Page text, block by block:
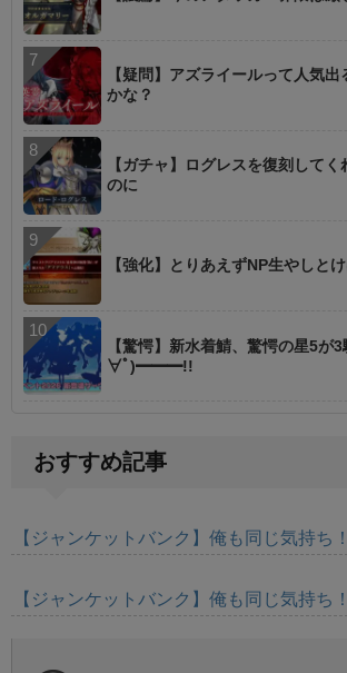
【疑問】アズライールって人気
かな？
【ガチャ】ログレスを復刻して
のに
【強化】とりあえずNP生やしと
【驚愕】新水着鯖、驚愕の星5
∀ﾟ)━━━!!
おすすめ記事
【ジャンケットバンク】俺も同じ気持ち！
【ジャンケットバンク】俺も同じ気持ち！